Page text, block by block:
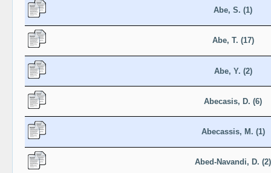
Abe, S. (1)
Abe, T. (17)
Abe, Y. (2)
Abecasis, D. (6)
Abecassis, M. (1)
Abed-Navandi, D. (2)